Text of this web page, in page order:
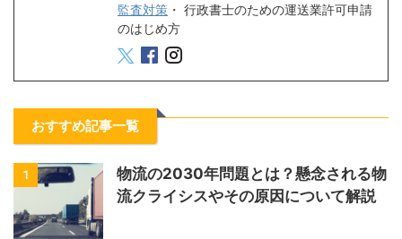
監査対策 ・ 行政書士のための運送業許可申請
のはじめ方
おすすめ記事一覧
1
物流の2030年問題とは？懸念される物
流クライシスやその原因について解説